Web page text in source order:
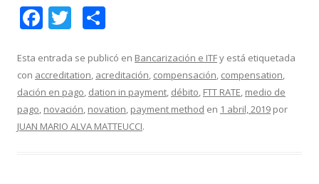
F
e
b
o
o
T
itt
er
m
p
ar
ti
Esta entrada se publicó en Bancarización e ITFy está etiquetada
con accreditation, acreditación, compensación, compensation,
dación en pago, dation in payment, débito, FTT RATE, medio de
pago, novación, novation, payment method en 1 abril, 2019 por
JUAN MARIO ALVA MATTEUCCI.